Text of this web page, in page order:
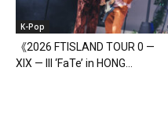
K-Pop
《2026 FTISLAND TOUR 0 —
XIX — III ‘FaTe’ in HONG...